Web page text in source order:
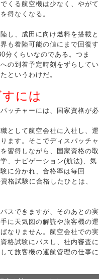
くる航空機は少なく、やがて
得なくなる。
し、成田に向け燃料を搭載と
も着陸可能の値にまで回復す
分くらいなのである。つま
の到着予定時刻をずらしてい
というわけだ。
には
ッチャーには、国家資格が必
として航空会社に入社し、運
ます。そこでディスパッチャ
習得しながら、国家資格の取
、ナビゲーション(航法)、気
に分かれ、合格率は毎回
格試験に合格したひとは、
スできますが、そのあとの実
に天気図の解読や旅客機の運
なりません。航空会社での実
格試験にパスし、社内審査に
て旅客機の運航管理の仕事に